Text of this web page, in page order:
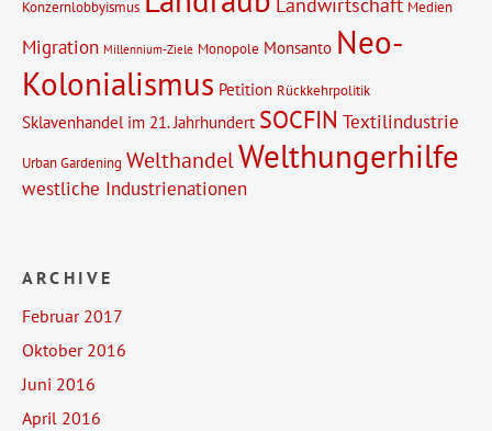
Konzernlobbyismus Medien
Migration Millennium-Ziele Monopole Monsanto Neo-
Kolonialismus Petition Rückkehrpolitik
Sklavenhandel im 21. Jahrhundert SOCFIN Textilindustrie
Urban Gardening WelthandelWelthungerhilfe
westliche Industrienationen
ARCHIVE
Februar 2017
Oktober 2016
Juni 2016
April 2016